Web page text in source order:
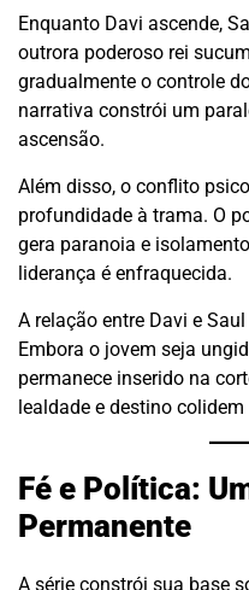
Enquanto Davi ascende,
outrora poderoso rei
gradualmente o controle
narrativa constrói um
ascensão.
Além disso, o conflito
profundidade à trama. O
gera paranoia e
liderança é enfraquecida.
A relação entre Davi e
Embora o jovem seja
permanece inserido na
lealdade e destino
Fé e Política:
Permanente
A série constrói sua base